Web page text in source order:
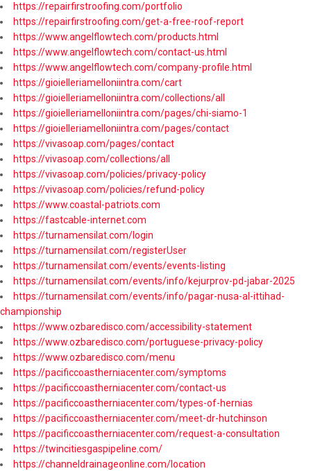
https://repairfirstroofing.com/portfolio
https://repairfirstroofing.com/get-a-free-roof-report
https://www.angelflowtech.com/products.html
https://www.angelflowtech.com/contact-us.html
https://www.angelflowtech.com/company-profile.html
https://gioielleriamelloniintra.com/cart
https://gioielleriamelloniintra.com/collections/all
https://gioielleriamelloniintra.com/pages/chi-siamo-1
https://gioielleriamelloniintra.com/pages/contact
https://vivasoap.com/pages/contact
https://vivasoap.com/collections/all
https://vivasoap.com/policies/privacy-policy
https://vivasoap.com/policies/refund-policy
https://www.coastal-patriots.com
https://fastcable-internet.com
https://turnamensilat.com/login
https://turnamensilat.com/registerUser
https://turnamensilat.com/events/events-listing
https://turnamensilat.com/events/info/kejurprov-pd-jabar-2025
https://turnamensilat.com/events/info/pagar-nusa-al-ittihad-
championship
https://www.ozbaredisco.com/accessibility-statement
https://www.ozbaredisco.com/portuguese-privacy-policy
https://www.ozbaredisco.com/menu
https://pacificcoastherniacenter.com/symptoms
https://pacificcoastherniacenter.com/contact-us
https://pacificcoastherniacenter.com/types-of-hernias
https://pacificcoastherniacenter.com/meet-dr-hutchinson
https://pacificcoastherniacenter.com/request-a-consultation
https://twincitiesgaspipeline.com/
https://channeldrainageonline.com/location